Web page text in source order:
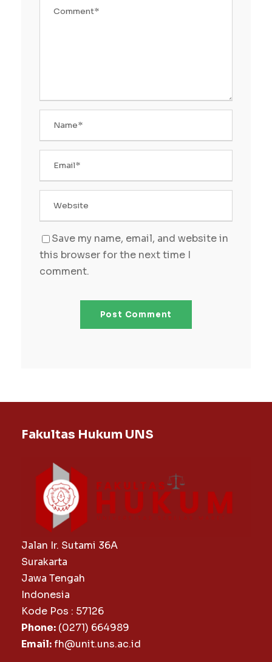
Save my name, email, and website in
this browser for the next time I
comment.
Fakultas Hukum UNS
Jalan Ir. Sutami 36A
Surakarta
Jawa Tengah
Indonesia
Kode Pos : 57126
Phone: (0271) 664989
Email:fh@unit.uns.ac.id